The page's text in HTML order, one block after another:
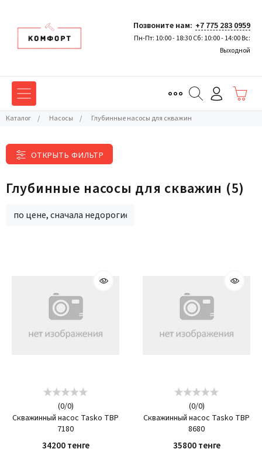
Позвоните нам: +7 775 283 0959
Пн-Пт: 10:00 - 18:30 Сб: 10:00 - 14:00 Вс:
Выходной
Каталог / Насосы / Глубинные насосы для скважин
ОТКРЫТЬ ФИЛЬТР
Глубинные насосы для скважин (5)
по цене, сначала недорогие
(0/0)
Скважинный насос Tasko TBP
7180
34200 тенге
(0/0)
Скважинный насос Tasko TBP
8680
35800 тенге